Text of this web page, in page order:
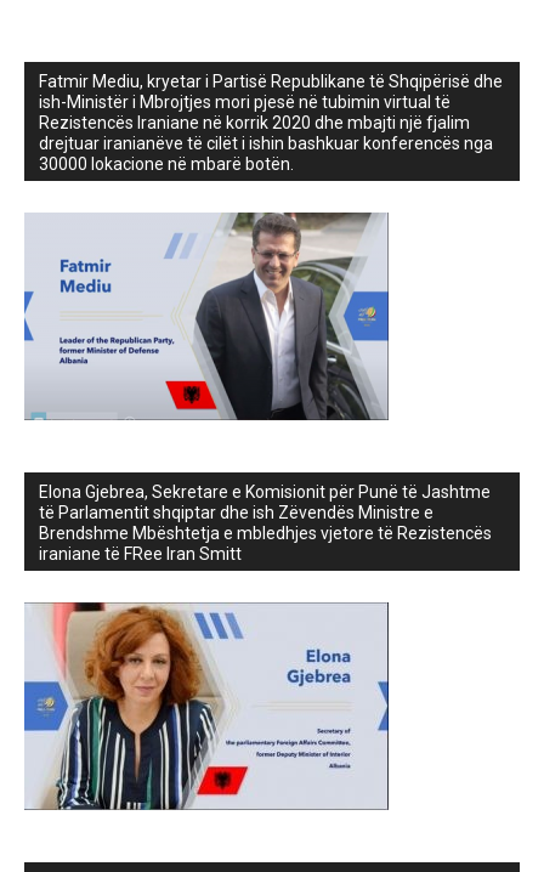
Fatmir Mediu, kryetar i Partisë Republikane të Shqipërisë dhe
ish-Ministër i Mbrojtjes mori pjesë në tubimin virtual të
Rezistencës Iraniane në korrik 2020 dhe mbajti një fjalim
drejtuar iranianëve të cilët i ishin bashkuar konferencës nga
30000 lokacione në mbarë botën.
Elona Gjebrea, Sekretare e Komisionit për Punë të Jashtme
të Parlamentit shqiptar dhe ish Zëvendës Ministre e
Brendshme Mbështetja e mbledhjes vjetore të Rezistencës
iraniane të FRee Iran Smitt